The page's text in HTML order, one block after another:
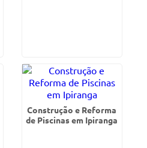
Construção e Reforma
de Piscinas em Ipiranga